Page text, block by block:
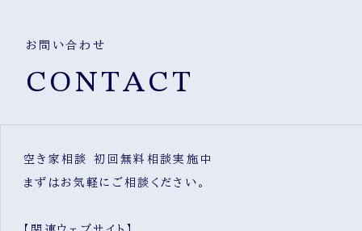
お問い合わせ
CONTACT
空き家相談 初回無料相談実施中
まずはお気軽にご相談ください。